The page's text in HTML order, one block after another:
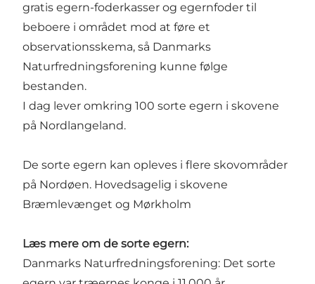
gratis egern-foderkasser og egernfoder til
beboere i området mod at føre et
observationsskema, så Danmarks
Naturfredningsforening kunne følge
bestanden.
I dag lever omkring 100 sorte egern i skovene
på Nordlangeland.
De sorte egern kan opleves i flere skovområder
på Nordøen. Hovedsagelig i skovene
Bræmlevænget og Mørkholm
Læs mere om de sorte egern:
Danmarks Naturfredningsforening: Det sorte